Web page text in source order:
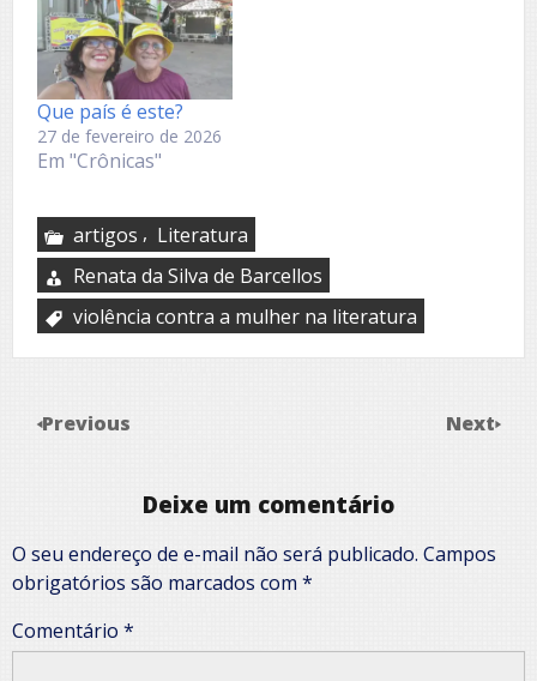
Que país é este?
27 de fevereiro de 2026
Em "Crônicas"
artigos , Literatura
Renata da Silva de Barcellos
violência contra a mulher na literatura
Previous Next
Deixe um comentário
O seu endereço de e-mail não será publicado. Campos
obrigatórios são marcados com *
Comentário *